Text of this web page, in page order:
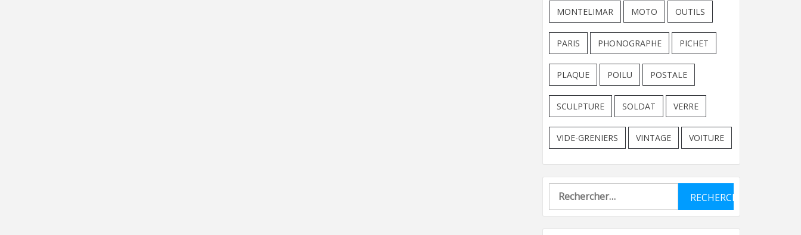
MONTELIMAR MOTO OUTILS
PARIS PHONOGRAPHE PICHET
PLAQUE POILU POSTALE
SCULPTURE SOLDAT VERRE
VIDE-GRENIERS VINTAGE VOITURE
Rechercher :